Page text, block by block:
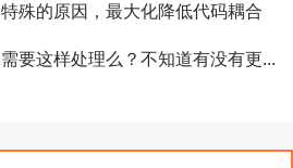
殊的原因，最大化降低代码耦合
这样处理么？不知道有没有更...